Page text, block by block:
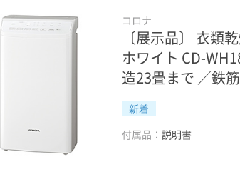
コロナ
〔展示品〕 衣類
ホワイト CD-
造23畳まで ／鉄筋
新着
付属品：説明書